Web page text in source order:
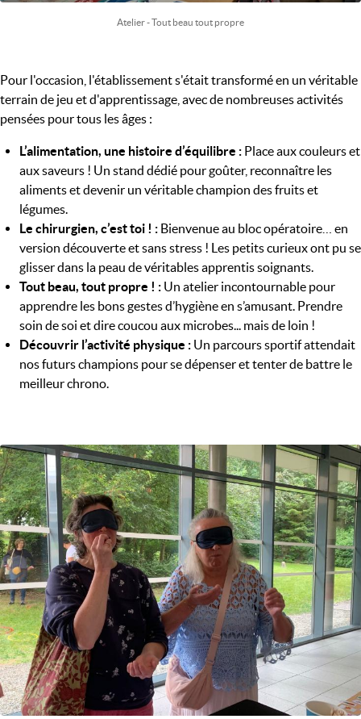
Atelier - Tout beau tout propre
Pour l'occasion, l'établissement s'était transformé en un véritable
terrain de jeu et d'apprentissage, avec de nombreuses activités
pensées pour tous les âges :
L’alimentation, une histoire d’équilibre : Place aux couleurs et
aux saveurs ! Un stand dédié pour goûter, reconnaître les
aliments et devenir un véritable champion des fruits et
légumes.
Le chirurgien, c’est toi ! : Bienvenue au bloc opératoire… en
version découverte et sans stress ! Les petits curieux ont pu se
glisser dans la peau de véritables apprentis soignants.
Tout beau, tout propre ! : Un atelier incontournable pour
apprendre les bons gestes d’hygiène en s’amusant. Prendre
soin de soi et dire coucou aux microbes... mais de loin !
Découvrir l’activité physique : Un parcours sportif attendait
nos futurs champions pour se dépenser et tenter de battre le
meilleur chrono.
Image